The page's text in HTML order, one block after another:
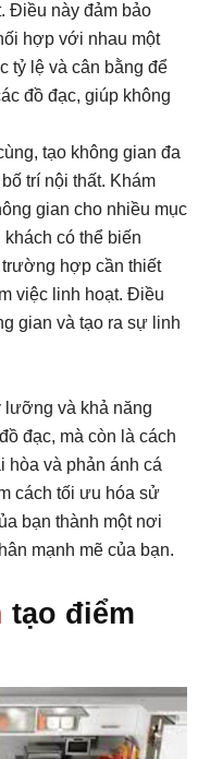
Điều này đảm bảo
hợp với nhau một
tỷ lệ và cân bằng để
đồ đạc, giúp không
tạo không gian đa
trí nội thất. Khám
gian cho nhiều mục
có thể biến
hợp cần thiết
việc linh hoạt. Điều
gian và tạo ra sự linh
lưỡng và khả năng
đạc, mà còn là cách
hòa và phản ánh cá
cách tối ưu hóa sử
bạn thành một nơi
mạnh mẽ của bạn.
tạo điểm